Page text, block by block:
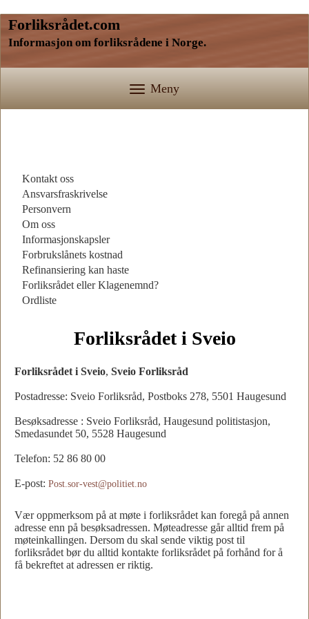
Informasjon om forliksrådene i Norge.
Forliksrådet.com
Meny
Kontakt oss
Ansvarsfraskrivelse
Personvern
Om oss
Informasjonskapsler
Forbrukslånets kostnad
Refinansiering kan haste
Forliksrådet eller Klagenemnd?
Ordliste
Forliksrådet i Sveio
Forliksrådet i Sveio, Sveio Forliksråd
Postadresse: Sveio Forliksråd, Postboks 278, 5501 Haugesund
Besøksadresse : Sveio Forliksråd, Haugesund politistasjon,
Smedasundet 50, 5528 Haugesund
Telefon: 52 86 80 00
E-post: Post.sor-vest@politiet.no
Vær oppmerksom på at møte i forliksrådet kan foregå på annen
adresse enn på besøksadressen. Møteadresse går alltid frem på
møteinkallingen. Dersom du skal sende viktig post til
forliksrådet bør du alltid kontakte forliksrådet på forhånd for å
få bekreftet at adressen er riktig.